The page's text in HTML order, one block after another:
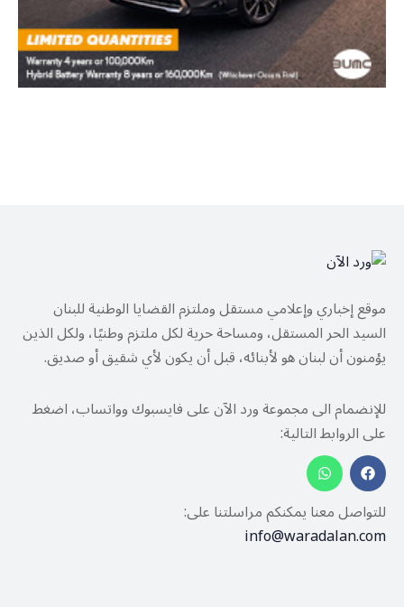
موقع إخباري وإعلامي مستقل وملتزم القضايا الوطنية للبنان
السيد الحر المستقل، ومساحة حرية لكل ملتزم وطنيًا، ولكل الذين
يؤمنون أن لبنان هو لأبنائه، قبل أن يكون لأي شقيق أو صديق.
للإنضمام الى مجموعة ورد الآن على فايسبوك وواتساب، اضغط
على الروابط التالية:
للتواصل معنا يمكنكم مراسلتنا على:
info@waradalan.com